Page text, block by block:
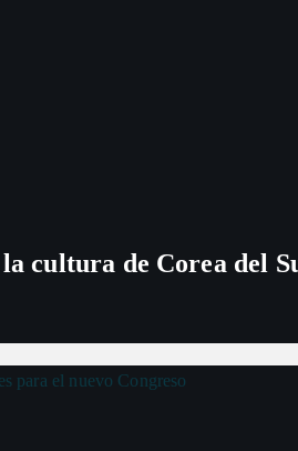
cultura de Corea del